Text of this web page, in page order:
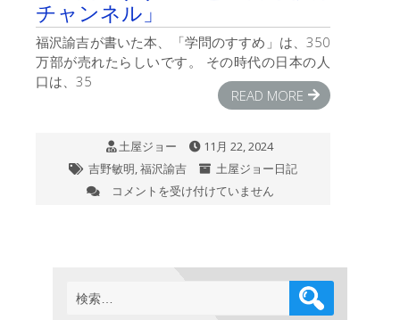
チャンネル」
福沢諭吉が書いた本、「学問のすすめ」は、350
万部が売れたらしいです。 その時代の日本の人
口は、35
READ MORE
土屋ジョー
11月 22, 2024
吉野敏明,福沢諭吉
土屋ジョー日記
「学
コメントを受け付けていません
検
索: